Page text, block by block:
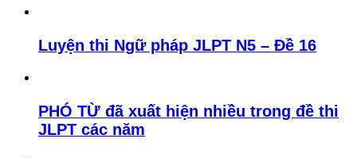
Luyện thi Ngữ pháp JLPT N5 – Đề 16
PHÓ TỪ đã xuất hiện nhiều trong đề thi
JLPT các năm